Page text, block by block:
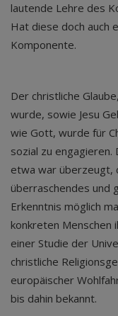
lautende Lehre des
Hat diese doch auch
Komponente.
Der christliche
wurde, sowie Jesu
wie Gott, wurde für
sozial zu
etwa war überzeugt,
überraschendes und
Erkenntnis möglich
konkreten Menschen
einer Studie der
christliche
europäischer
bis dahin bekannt.